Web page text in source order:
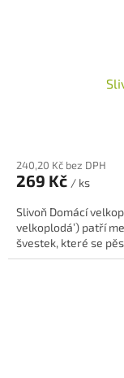
produktu
je
z
5
hvězdiček.
240,20 Kč bez DPH
269 Kč / ks
Slivoň Domácí
velkoplodá’) patří
švestek, které se